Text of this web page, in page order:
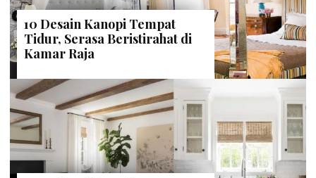
10 Desain Kanopi Tempat
Tidur, Serasa Beristirahat di
Kamar Raja